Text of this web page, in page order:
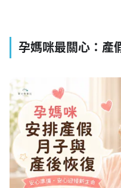
孕媽咪最關心：產